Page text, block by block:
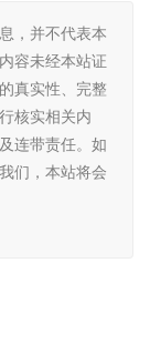
，并不代表本
容未经本站证
真实性、完整
核实相关内
连带责任。如
们，本站将会